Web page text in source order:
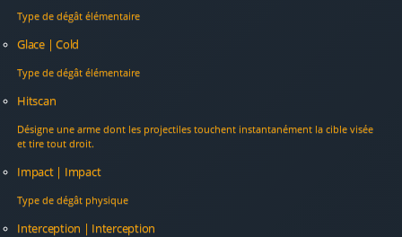
Type de dégât élémentaire
Glace | Cold
Type de dégât élémentaire
Hitscan
Désigne une arme dont les projectiles touchent instantanément la cible visée
et tire tout droit.
Impact | Impact
Type de dégât physique
Interception | Interception